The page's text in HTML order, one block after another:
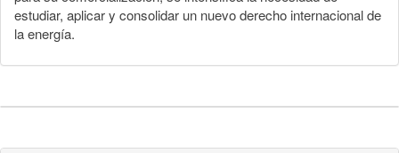
estudiar, aplicar y consolidar un nuevo derecho internacional de
la energía.